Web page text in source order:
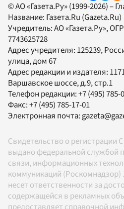
© АО «Газета.Ру» (1999-2026) –
Название: Газета.Ru (Gazeta.Ru)
Учредитель:АО «Газета.Ру»,
7743625728
Адрес учредителя: 125239,
улица, дом 67
Адрес редакции и издателя:
Варшавское шоссе, д.9, стр.1
Телефон редакции:+7 (495) 785-
Факс:+7 (495) 785-17-01
Электронная почта:
Свидетельство о
выдано федеральной службой
связи, информационных
коммуникаций (Роскомнадзор)
несет ответственности за
содержащейся в рекламных